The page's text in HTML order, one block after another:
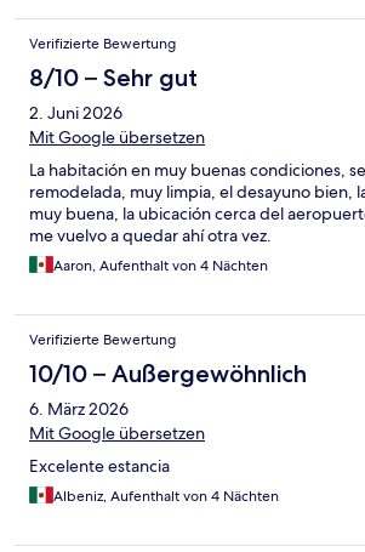
Verifizierte Bewertung
8/10 – Sehr gut
2. Juni 2026
Mit Google übersetzen
La habitación en muy buenas condiciones,
remodelada, muy limpia, el desayuno bien,
muy buena, la ubicación cerca del
me vuelvo a quedar ahí otra vez.
Aaron, Aufenthalt von 4 Nächten
Verifizierte Bewertung
10/10 – Außergewöhnlich
6. März 2026
Mit Google übersetzen
Excelente estancia
Albeniz, Aufenthalt von 4 Nächten